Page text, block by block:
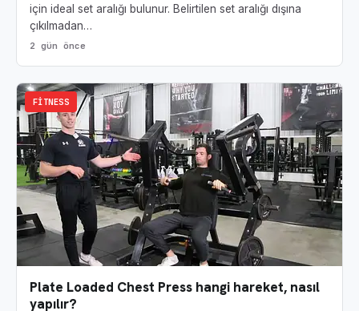
için ideal set aralığı bulunur. Belirtilen set aralığı dışına
çıkılmadan…
2 gün önce
FITNESS
Plate Loaded Chest Press hangi hareket, nasıl
yapılır?